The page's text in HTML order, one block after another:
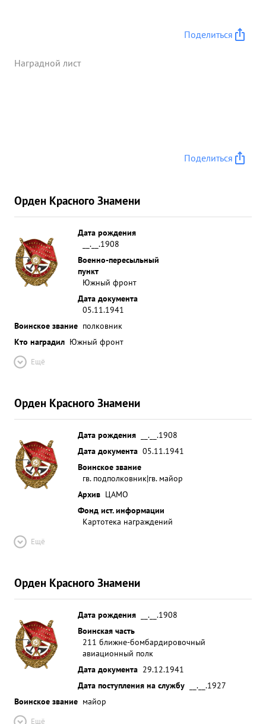
Поделиться
Наградной лист
Поделиться
Орден Красного Знамени
Дата рождения
__.__.1908
Военно-пересыльный
пункт
Южный фронт
Дата документа
05.11.1941
Воинское звание полковник
Кто наградил Южный фронт
Ещё
Орден Красного Знамени
Дата рождения
__.__.1908
Дата документа 05.11.1941
Воинское звание
гв. подполковник|гв. майор
Архив ЦАМО
Фонд ист. информации
Картотека награждений
Ещё
Орден Красного Знамени
Дата рождения
__.__.1908
Воинская часть
211 ближне-бомбардировочный
авиационный полк
Дата документа 29.12.1941
Дата поступления на службу
__.__.1927
Воинское звание майор
Ещё